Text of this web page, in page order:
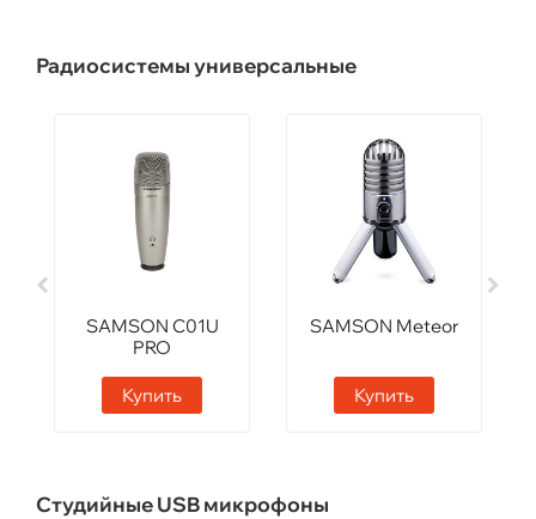
Радиосистемы универсальные
SAMSON C01U
PRO
Купить
SAMSON Meteor
Купить
Студийные USB микрофоны